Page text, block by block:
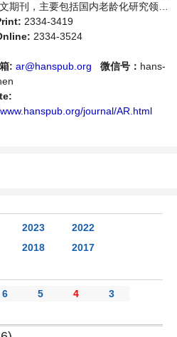
期刊，主要包括国内老龄化研究领域
介绍，学者讨论，某一领域的研究进
评论等多方面的内容，旨在给世界范
和讨论老龄化领域内不同方向问题与
流平台。
2334-3419
2334-3524
: ar@hanspub.org 微信号： hans-
journal/AR.html
2023
2022
2018
2017
6 5 4
3